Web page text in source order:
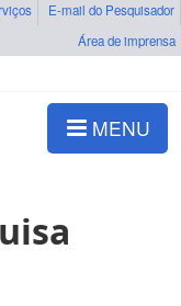
E-mail do Pesquisador
Área de imprensa
MENU